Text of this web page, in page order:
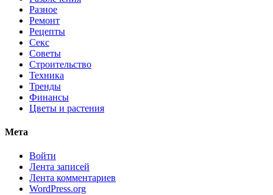
Разное
Ремонт
Рецепты
Секс
Советы
Строительство
Техника
Тренды
Финансы
Цветы и растения
Мета
Войти
Лента записей
Лента комментариев
WordPress.org